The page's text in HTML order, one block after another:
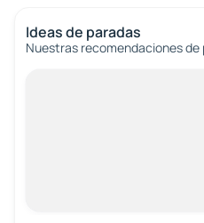
Ideas de paradas
Nuestras recomendaciones